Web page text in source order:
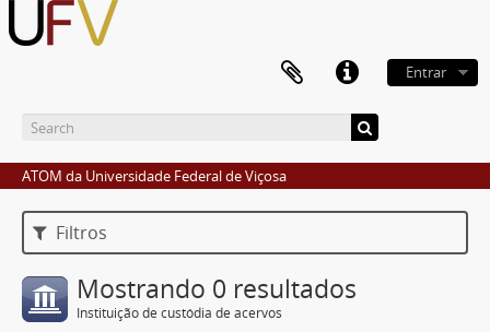
Entrar
ATOM da Universidade Federal de Viçosa
Filtros
Mostrando 0 resultados
Instituição de custódia de acervos